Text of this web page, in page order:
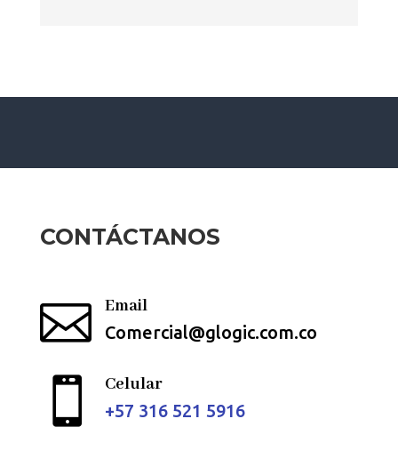
CONTÁCTANOS
 Email
Comercial@glogic.com.co
 Celular
+57 316 521 5916